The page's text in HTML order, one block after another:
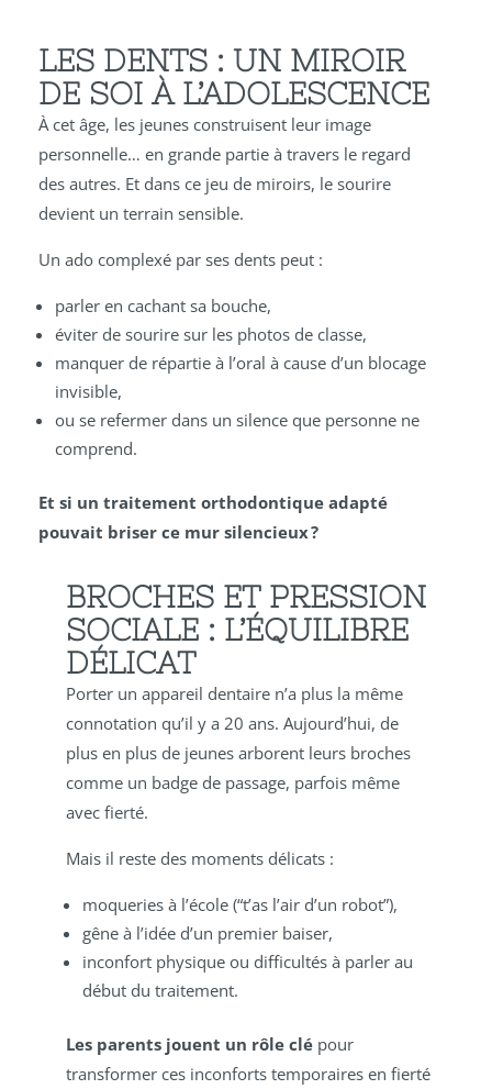
LES DENTS : UN MIROIR
DE SOI À L’ADOLESCENCE
À cet âge, les jeunes construisent leur image
personnelle… en grande partie à travers le regard
des autres. Et dans ce jeu de miroirs, le sourire
devient un terrain sensible.
Un ado complexé par ses dents peut :
parler en cachant sa bouche,
éviter de sourire sur les photos de classe,
manquer de répartie à l’oral à cause d’un blocage
invisible,
ou se refermer dans un silence que personne ne
comprend.
Et si un traitement orthodontique adapté
pouvait briser ce mur silencieux ?
BROCHES ET PRESSION
SOCIALE : L’ÉQUILIBRE
DÉLICAT
Porter un appareil dentaire n’a plus la même
connotation qu’il y a 20 ans. Aujourd’hui, de
plus en plus de jeunes arborent leurs broches
comme un badge de passage, parfois même
avec fierté.
Mais il reste des moments délicats :
moqueries à l’école (“t’as l’air d’un robot”),
gêne à l’idée d’un premier baiser,
inconfort physique ou difficultés à parler au
début du traitement.
Les parents jouent un rôle clé pour
transformer ces inconforts temporaires en fierté